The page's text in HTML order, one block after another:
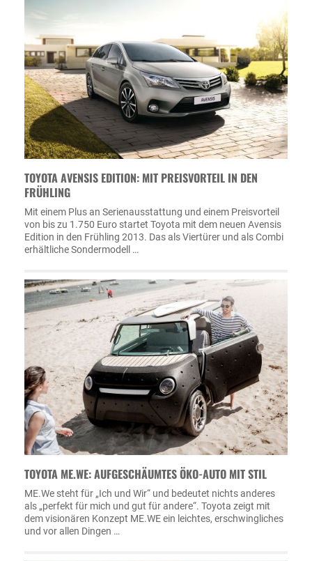
TOYOTA AVENSIS EDITION: MIT PREISVORTEIL IN DEN
FRÜHLING
Mit einem Plus an Serienausstattung und einem Preisvorteil
von bis zu 1.750 Euro startet Toyota mit dem neuen Avensis
Edition in den Frühling 2013. Das als Viertürer und als Combi
erhältliche Sondermodell …
TOYOTA ME.WE: AUFGESCHÄUMTES ÖKO-AUTO MIT STIL
ME.We steht für „Ich und Wir“ und bedeutet nichts anderes
als „perfekt für mich und gut für andere“. Toyota zeigt mit
dem visionären Konzept ME.WE ein leichtes, erschwingliches
und vor allen Dingen …